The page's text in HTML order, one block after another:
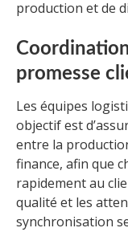
production et de
promesse
Les équipes
objectif est
entre la
finance, afin que
rapidement au
qualité et les
synchronisation